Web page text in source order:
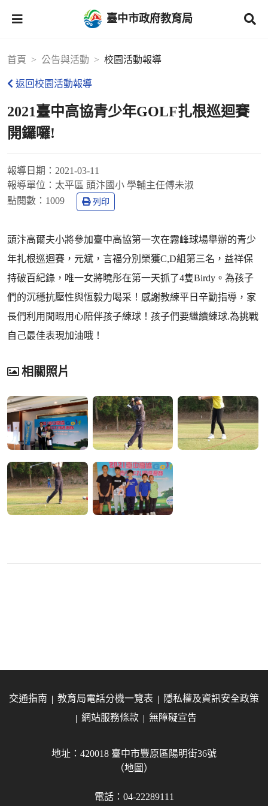
臺中市政府教育局
首頁 公告與活動 校園活動報導
返回校園活動報導
2021臺中高協青少年GOLF扎根巡迴賽
開鑼囉!
報導日期： 2021-03-11
報導單位： 太平區 頭汴國小 學輔主任傅未淑
點閱數： 1009 列印
頭汴高爾夫小將參加臺中高協第一次在霧峰球場舉辦的青少
年扎根巡迴賽，元斌，言福分別榮獲C,D組第三名，益祥保
持破百紀錄，唯一女將曉彤在第一天抓了4隻Birdy。為孩子
們的沉穩抗壓性與恆毅力喝采！感謝教練平日辛勤指導，家
長們利用閒暇用心陪伴孩子練球！孩子們要繼續練球.為挑戰
自己最佳表現加油哦！
相關照片
交通指南 教育局電話分機一覽表
隱私權及資訊安全政策
網站服務條款
無障礙宣告
地址：420018 臺中市豐原區陽明街36號
（地圖）
電話：04-22289111